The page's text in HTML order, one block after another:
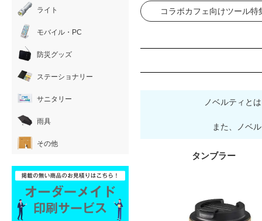
コラボカフェ向けツール特
ノベルティと
また、ノベ
タンブラー
ライト
モバイル・PC
防災グッズ
ステーショナリー
サニタリー
雨具
その他